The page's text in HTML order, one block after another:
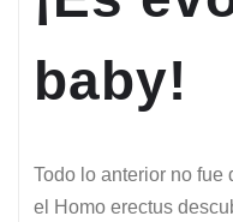
baby!
Todo lo anterior no fue
el Homo erectus